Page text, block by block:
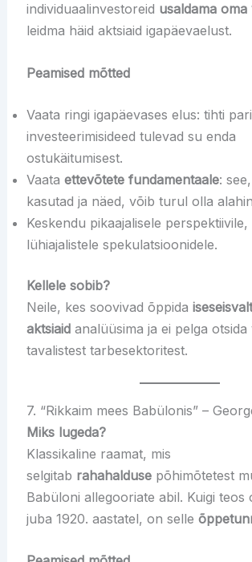
individuaalinvestoreid usaldama oma
leidma häid aktsiaid igapäevaelust.
Peamised mõtted
Vaata ringi igapäevases elus: tihti
investeerimisideed tulevad su enda
ostukäitumisest.
Vaata ettevõtete fundamentaale:
kasutad ja näed, võib turul olla
Keskendu pikaajalisele perspektiivile,
lühiajalistele spekulatsioonidele.
Kellele sobib?
Neile, kes soovivad õppida iseseisvalt
aktsiaidanalüüsima ja ei pelga otsida
tavalistest tarbesektoritest.
7. “Rikkaim mees Babülonis” –
Miks lugeda?
Klassikaline raamat, mis
selgitab rahahaldusepõhimõtetest
Babüloni allegooriate abil. Kuigi teos
juba 1920. aastatel, on selle